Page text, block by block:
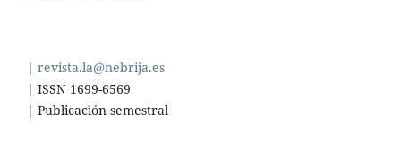
| revista.la@nebrija.es
| ISSN 1699-6569
| Publicación semestral